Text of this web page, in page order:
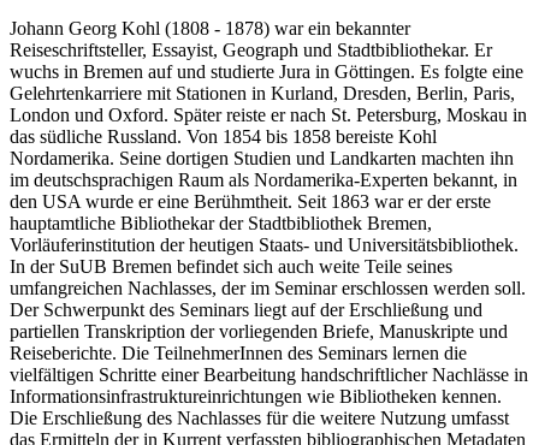
Johann Georg Kohl (1808 - 1878) war ein bekannter
Reiseschriftsteller, Essayist, Geograph und Stadtbibliothekar. Er
wuchs in Bremen auf und studierte Jura in Göttingen. Es folgte eine
Gelehrtenkarriere mit Stationen in Kurland, Dresden, Berlin, Paris,
London und Oxford. Später reiste er nach St. Petersburg, Moskau in
das südliche Russland. Von 1854 bis 1858 bereiste Kohl
Nordamerika. Seine dortigen Studien und Landkarten machten ihn
im deutschsprachigen Raum als Nordamerika-Experten bekannt, in
den USA wurde er eine Berühmtheit. Seit 1863 war er der erste
hauptamtliche Bibliothekar der Stadtbibliothek Bremen,
Vorläuferinstitution der heutigen Staats- und Universitätsbibliothek.
In der SuUB Bremen befindet sich auch weite Teile seines
umfangreichen Nachlasses, der im Seminar erschlossen werden soll.
Der Schwerpunkt des Seminars liegt auf der Erschließung und
partiellen Transkription der vorliegenden Briefe, Manuskripte und
Reiseberichte. Die TeilnehmerInnen des Seminars lernen die
vielfältigen Schritte einer Bearbeitung handschriftlicher Nachlässe in
Informationsinfrastruktureinrichtungen wie Bibliotheken kennen.
Die Erschließung des Nachlasses für die weitere Nutzung umfasst
das Ermitteln der in Kurrent verfassten bibliographischen Metadaten